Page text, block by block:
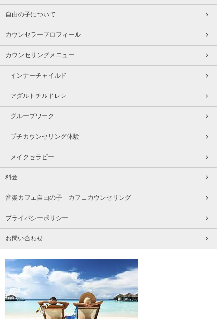
自由の子について
カウンセラープロフィール
カウンセリングメニュー
インナーチャイルド
アダルトチルドレン
グループワーク
プチカウンセリング体験
メイクセラピー
料金
音楽カフェ自由の子 カフェカウンセリング
プライバシーポリシー
お問い合わせ